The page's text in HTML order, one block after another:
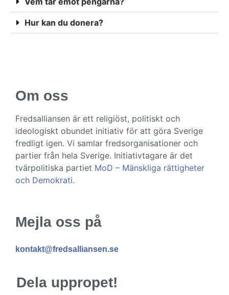
Hur kan du donera?
Om oss
Fredsalliansen är ett religiöst, politiskt och
ideologiskt obundet initiativ för att göra Sverige
fredligt igen. Vi samlar fredsorganisationer och
partier från hela Sverige. Initiativtagare är det
tvärpolitiska partiet MoD – Mänskliga rättigheter
och Demokrati.
Mejla oss på
kontakt@fredsalliansen.se
Dela uppropet!